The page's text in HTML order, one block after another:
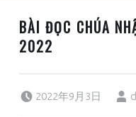
BÀI ĐỌC CHÚA
2022
2022年9月3日